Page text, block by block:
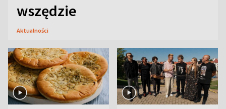
wszędzie
Aktualności